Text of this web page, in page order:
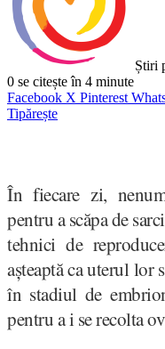
Știri
0 se citește în 4 minute
Facebook X Pinterest
Tipărește
În fiecare zi,
pentru a scăpa de
tehnici de
așteaptă ca uterul lor
în stadiul de
pentru a i se recolta